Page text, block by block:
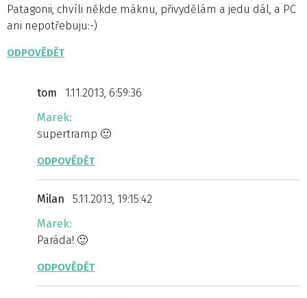
Patagonii, chvíli někde máknu, přivydělám a jedu dál, a PC
ani nepotřebuju:-)
ODPOVĚDĚT
tom
1.11.2013, 6:59:36
Marek:
supertramp 🙂
ODPOVĚDĚT
Milan
5.11.2013, 19:15:42
Marek:
Paráda! 🙂
ODPOVĚDĚT